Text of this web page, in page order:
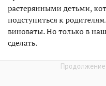
растерянными детьми,
подступиться к
виноваты. Но только в
сделать.